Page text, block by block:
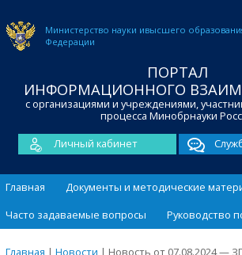
Министерство науки ивысшего
Федерации
ПОРТАЛ
ИНФОРМАЦИОННОГО
с организациями и учреждениями,
процесса Минобрнауки
Личный кабинет
Главная
Документы и методические
Часто задаваемые вопросы
Руководство
Главная | Новости | Новость от 07.08.2024 —